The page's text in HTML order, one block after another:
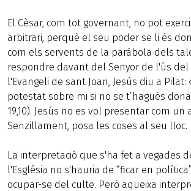
El Cèsar, com tot governant, no pot
arbitrari, perquè el seu poder se li és
com els servents de la paràbola dels
respondre davant del Senyor de l'ús del
l'Evangeli de sant Joan, Jesús diu a Pilat:
potestat sobre mi si no se t’hagués
19,10). Jesús no es vol presentar com un
Senzillament, posa les coses al seu lloc.
La interpretació que s'ha fet a vegades
l'Església no s'hauria de “ficar en
ocupar-se del culte. Però aqueixa